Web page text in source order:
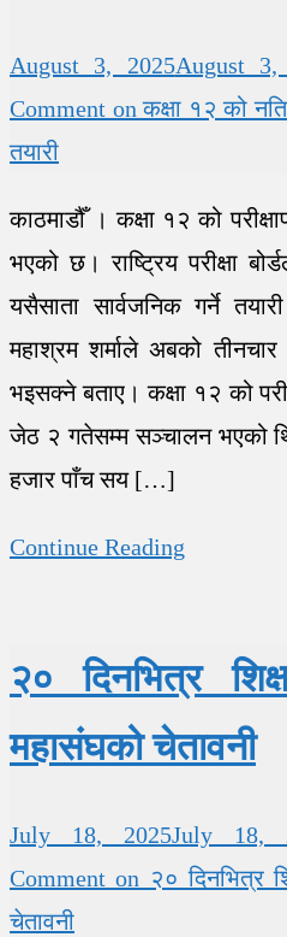
August 3, 2025August 3,
Comment on कक्षा १२ को
तयारी
काठमाडौँ । कक्षा १२ को
भएको छ। राष्ट्रिय परीक्षा
यसैसाता सार्वजनिक गर्ने
महाश्रम शर्माले अबको तीनचार
भइसक्ने बताए। कक्षा १२ को
जेठ २ गतेसम्म सञ्चालन भएको
हजार पाँच सय […]
Continue Reading
२० दिनभित्र
महासंघको चेतावनी
July 18, 2025July 18,
Comment on २० दिनभित्र
चेतावनी